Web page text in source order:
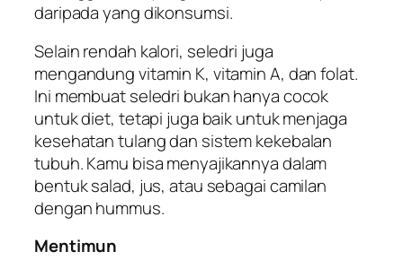
daripada yang dikonsumsi.
Selain rendah kalori, seledri juga
mengandung vitamin K, vitamin A, dan folat.
Ini membuat seledri bukan hanya cocok
untuk diet, tetapi juga baik untuk menjaga
kesehatan tulang dan sistem kekebalan
tubuh. Kamu bisa menyajikannya dalam
bentuk salad, jus, atau sebagai camilan
dengan hummus.
Mentimun